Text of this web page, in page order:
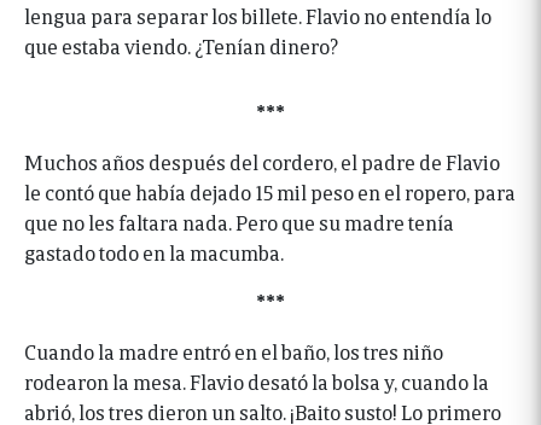
lengua para separar los billete. Flavio no entendía lo
que estaba viendo. ¿Tenían dinero?
***
Muchos años después del cordero, el padre de Flavio
le contó que había dejado 15 mil peso en el ropero, para
que no les faltara nada. Pero que su madre tenía
gastado todo en la macumba.
***
Cuando la madre entró en el baño, los tres niño
rodearon la mesa. Flavio desató la bolsa y, cuando la
abrió, los tres dieron un salto. ¡Baito susto! Lo primero